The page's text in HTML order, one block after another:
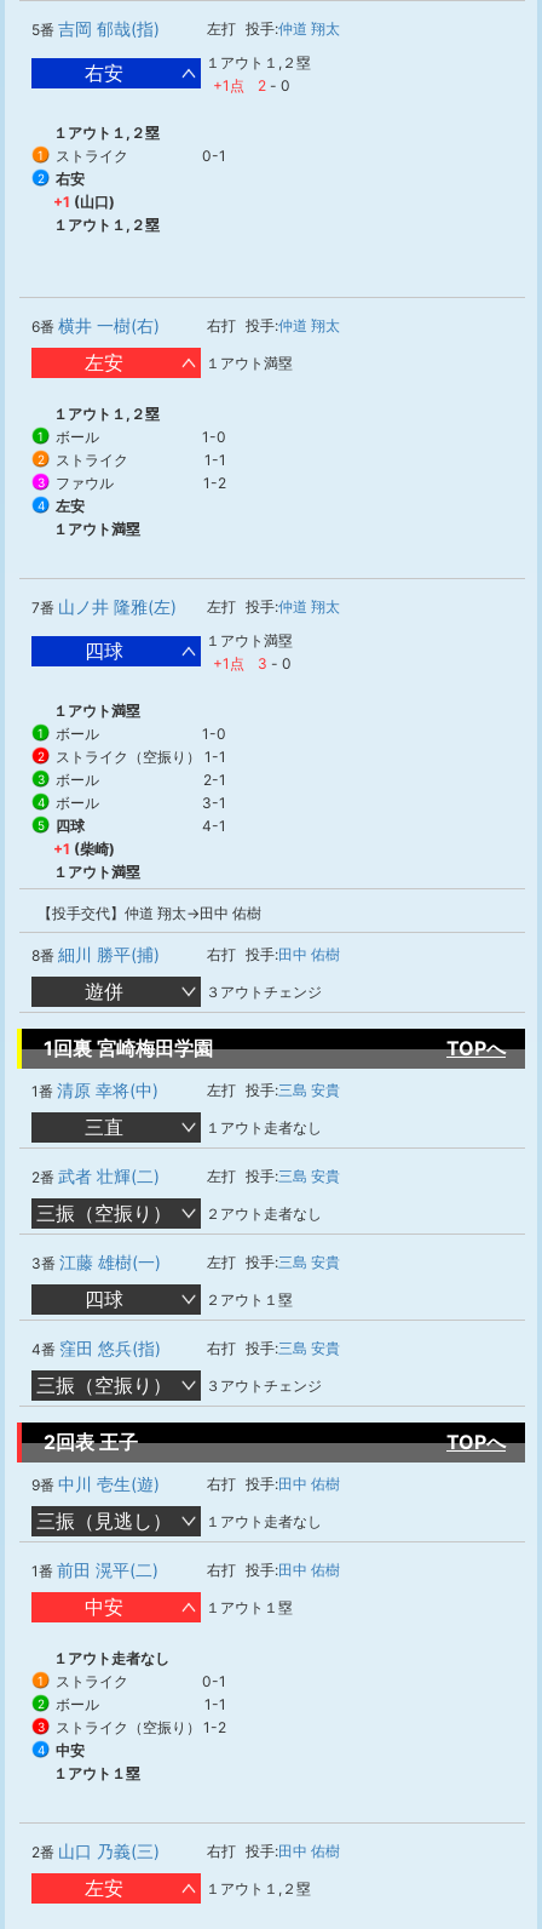
5番 吉岡 郁哉(指) 左打 投手:仲道 翔太
右安
１アウト１,２塁
+1点
2 - 0
１アウト１,２塁
1 ストライク 0-1
2
右安
+1 (山口)
１アウト１,２塁
6番 横井 一樹(右) 右打 投手:仲道 翔太
左安 １アウト満塁
１アウト１,２塁
1 ボール 1-0
2 ストライク 1-1
3 ファウル 1-2
4
左安
１アウト満塁
7番 山ノ井 隆雅(左) 左打 投手:仲道 翔太
四球
１アウト満塁
+1点
3 - 0
１アウト満塁
1 ボール 1-0
2 ストライク（空振り） 1-1
3 ボール 2-1
4 ボール 3-1
5 四球
4-1
+1 (柴崎)
１アウト満塁
【投手交代】仲道 翔太→田中 佑樹
8番 細川 勝平(捕) 右打 投手:田中 佑樹
遊併 ３アウトチェンジ
1回裏 宮崎梅田学園 TOPへ
1番 清原 幸将(中) 左打 投手:三島 安貴
三直 １アウト走者なし
2番 武者 壮輝(二) 左打 投手:三島 安貴
三振（空振り） ２アウト走者なし
3番 江藤 雄樹(一) 左打 投手:三島 安貴
四球 ２アウト１塁
4番 窪田 悠兵(指) 右打 投手:三島 安貴
三振（空振り） ３アウトチェンジ
2回表 王子 TOPへ
9番 中川 壱生(遊) 右打 投手:田中 佑樹
三振（見逃し） １アウト走者なし
1番 前田 滉平(二) 右打 投手:田中 佑樹
中安 １アウト１塁
１アウト走者なし
1 ストライク 0-1
2 ボール 1-1
3 ストライク（空振り） 1-2
4
中安
１アウト１塁
2番 山口 乃義(三) 右打 投手:田中 佑樹
左安 １アウト１,２塁